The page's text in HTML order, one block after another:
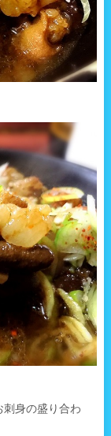
刺身の盛り合わ